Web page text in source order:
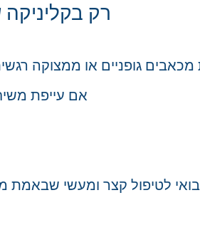
רק
גופניים או ממצוקה
אם עייפת